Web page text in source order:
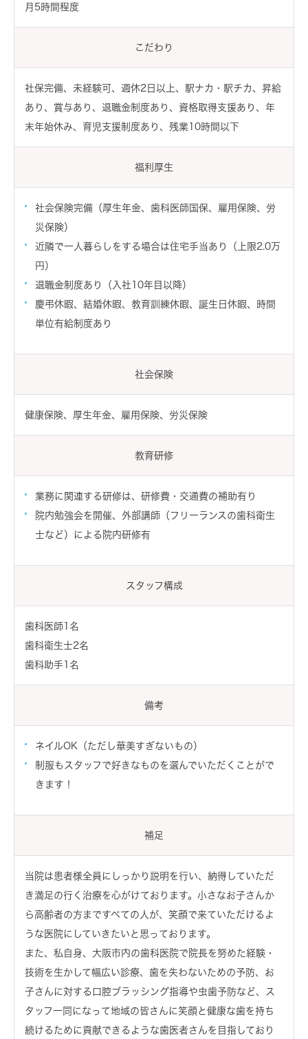
月5時間程度
こだわり
社保完備、未経験可、週休2日以上、駅ナカ・駅チカ、昇給
あり、賞与あり、退職金制度あり、資格取得支援あり、年
末年始休み、育児支援制度あり、残業10時間以下
福利厚生
社会保険完備（厚生年金、歯科医師国保、雇用保険、労
災保険）
近隣で一人暮らしをする場合は住宅手当あり（上限2.0万
円）
退職金制度あり（入社10年目以降）
慶弔休暇、結婚休暇、教育訓練休暇、誕生日休暇、時間
単位有給制度あり
社会保険
健康保険、厚生年金、雇用保険、労災保険
教育研修
業務に関連する研修は、研修費・交通費の補助有り
院内勉強会を開催、外部講師（フリーランスの歯科衛生
士など）による院内研修有
スタッフ構成
歯科医師1名
歯科衛生士2名
歯科助手1名
備考
ネイルOK（ただし華美すぎないもの）
制服もスタッフで好きなものを選んでいただくことがで
きます！
補足
当院は患者様全員にしっかり説明を行い、納得していただ
き満足の行く治療を心がけております。小さなお子さんか
ら高齢者の方まですべての人が、笑顔で来ていただけるよ
うな医院にしていきたいと思っております。
また、私自身、大阪市内の歯科医院で院長を努めた経験・
技術を生かして幅広い診療、歯を失わないための予防、お
子さんに対する口腔ブラッシング指導や虫歯予防など、ス
タッフ一同になって地域の皆さんに笑顔と健康な歯を持ち
続けるために貢献できるような歯医者さんを目指しており